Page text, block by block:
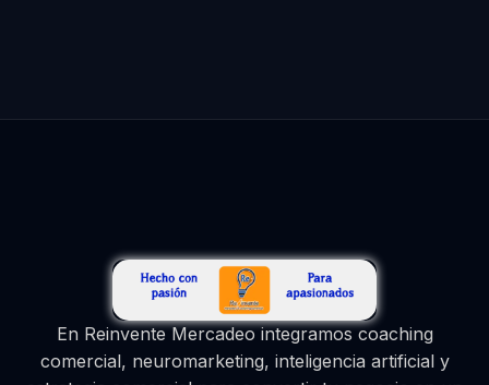
En Reinvente Mercadeo integramos coaching
comercial, neuromarketing, inteligencia artificial y